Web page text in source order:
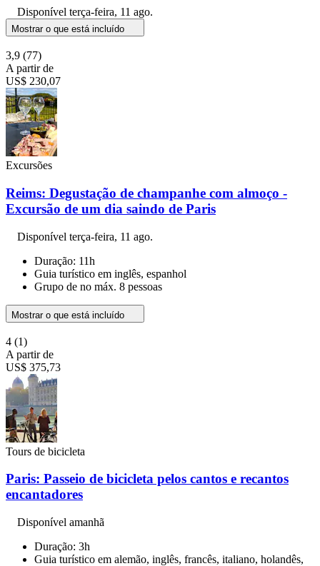
Disponível terça-feira, 11 ago.
Mostrar o que está incluído
3,9 (77)
A partir de
US$ 230,07
Excursões
Reims: Degustação de champanhe com almoço -
Excursão de um dia saindo de Paris
Disponível terça-feira, 11 ago.
Duração: 11h
Guia turístico em inglês, espanhol
Grupo de no máx. 8 pessoas
Mostrar o que está incluído
4 (1)
A partir de
US$ 375,73
Tours de bicicleta
Paris: Passeio de bicicleta pelos cantos e recantos
encantadores
Disponível amanhã
Duração: 3h
Guia turístico em alemão, inglês, francês, italiano, holandês,